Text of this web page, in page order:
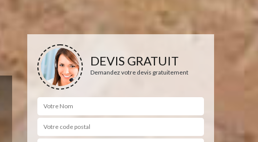
DEVIS GRATUIT
Demandez votre devis gratuitement